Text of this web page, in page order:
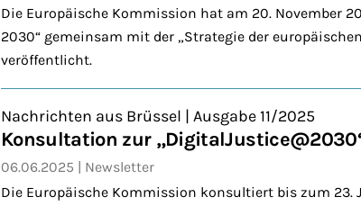
Die Europäische Kommission hat am 20. November
2030“ gemeinsam mit der „Strategie der
veröffentlicht.
Nachrichten aus Brüssel | Ausgabe 11/2025
Konsultation zur
06.06.2025
Newsletter
Die Europäische Kommission konsultiert bis zum